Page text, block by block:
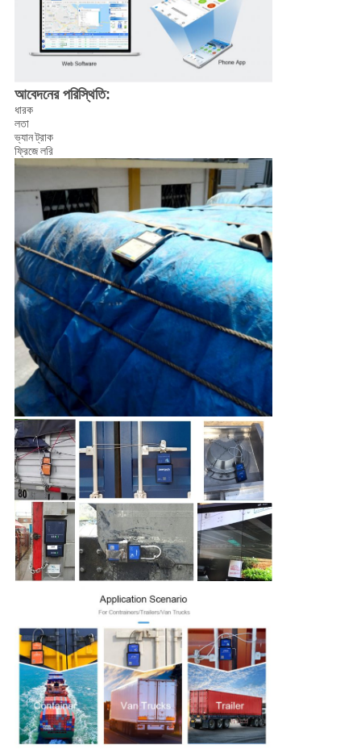
আবেদনের পরিস্থিতি:
ধারক
লতা
ভ্যান ট্রাক
ফ্রিজে লরি